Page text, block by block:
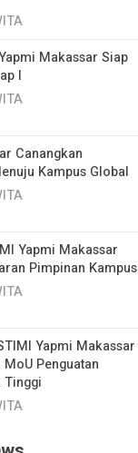
Makassar Siap
I
Canangkan
Kampus Global
Yapmi Makassar
Pimpinan Kampus
Yapmi Makassar
MoU Penguatan